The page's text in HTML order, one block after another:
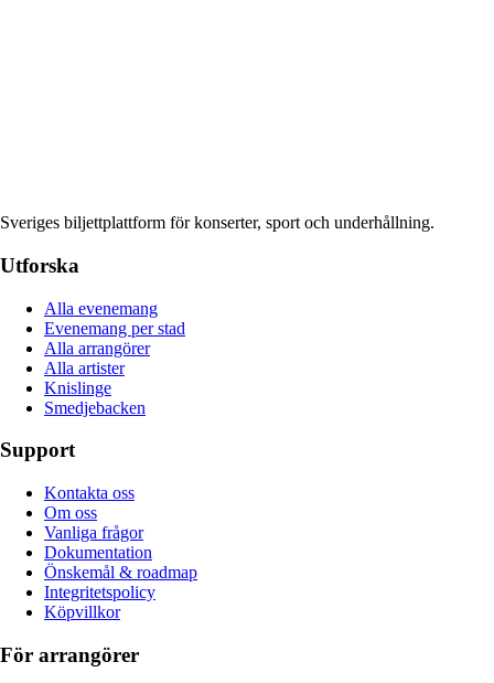
Sveriges biljettplattform för konserter, sport och underhållning.
Utforska
Alla evenemang
Evenemang per stad
Alla arrangörer
Alla artister
Knislinge
Smedjebacken
Support
Kontakta oss
Om oss
Vanliga frågor
Dokumentation
Önskemål & roadmap
Integritetspolicy
Köpvillkor
För arrangörer